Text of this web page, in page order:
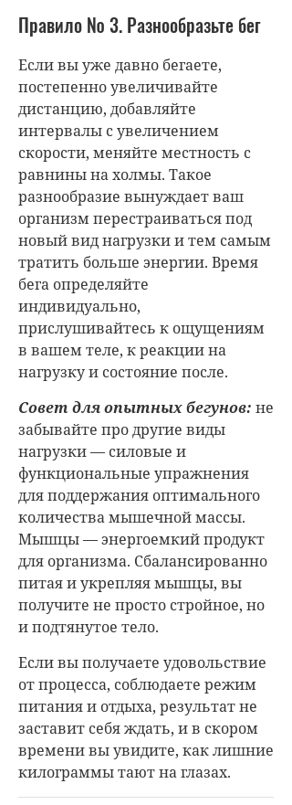
Правило № 3. Разнообразьте бег
Если вы уже давно бегаете,
постепенно увеличивайте
дистанцию, добавляйте
интервалы с увеличением
скорости, меняйте местность с
равнины на холмы. Такое
разнообразие вынуждает ваш
организм перестраиваться под
новый вид нагрузки и тем самым
тратить больше энергии. Время
бега определяйте
индивидуально,
прислушивайтесь к ощущениям
в вашем теле, к реакции на
нагрузку и состояние после.
Совет для опытных бегунов: не
забывайте про другие виды
нагрузки — силовые и
функциональные упражнения
для поддержания оптимального
количества мышечной массы.
Мышцы — энергоемкий продукт
для организма. Сбалансированно
питая и укрепляя мышцы, вы
получите не просто стройное, но
и подтянутое тело.
Если вы получаете удовольствие
от процесса, соблюдаете режим
питания и отдыха, результат не
заставит себя ждать, и в скором
времени вы увидите, как лишние
килограммы тают на глазах.